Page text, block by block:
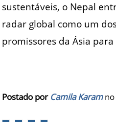
sustentáveis, o Nepal
radar global como um
promissores da Ásia
Postado por Camila Karam